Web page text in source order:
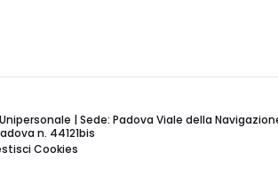
Unipersonale | Sede: Padova Viale della
n. 44121bis
Cookies